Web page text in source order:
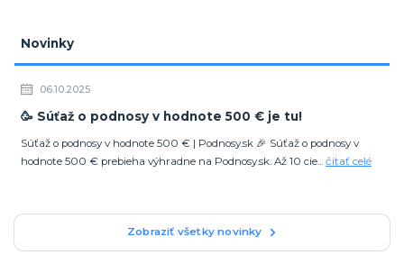
Novinky
06.10.2025
🥳 Súťaž o podnosy v hodnote 500 € je tu!
Súťaž o podnosy v hodnote 500 € | Podnosy.sk 🎉 Súťaž o podnosy v
hodnote 500 € prebieha výhradne na Podnosy.sk. Až 10 cie... čítať celé
Zobraziť všetky novinky